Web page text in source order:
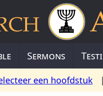
Sermons
een hoofdstuk